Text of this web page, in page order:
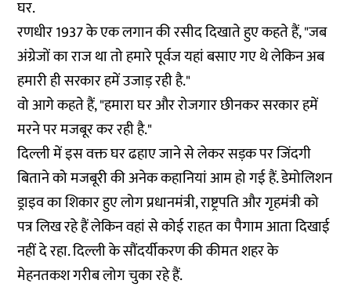
घर.
रणधीर 1937 के एक लगान की रसीद दिखाते हुए कहते हैं, "जब
अंग्रेजों का राज था तो हमारे पूर्वज यहां बसाए गए थे लेकिन अब
हमारी ही सरकार हमें उजाड़ रही है."
वो आगे कहते हैं, "हमारा घर और रोजगार छीनकर सरकार हमें
मरने पर मजबूर कर रही है."
दिल्ली में इस वक्त घर ढहाए जाने से लेकर सड़क पर जिंदगी
बिताने को मजबूरी की अनेक कहानियां आम हो गई हैं. डेमोलिशन
ड्राइव का शिकार हुए लोग प्रधानमंत्री, राष्ट्रपति और गृहमंत्री को
पत्र लिख रहे हैं लेकिन वहां से कोई राहत का पैगाम आता दिखाई
नहीं दे रहा. दिल्ली के सौंदर्यीकरण की कीमत शहर के
मेहनतकश गरीब लोग चुका रहे हैं.